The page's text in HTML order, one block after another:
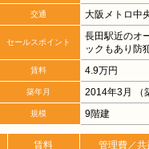
交通 大阪メトロ中
セールスポイント
長田駅近のオ
ックもあり防
賃料 4.9万円
築年月 2014年3月 （
規模 9階建
賃料 管理費／共